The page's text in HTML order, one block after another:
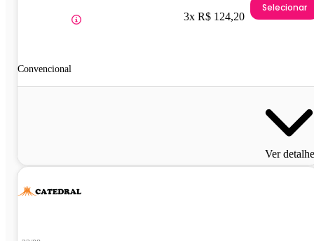
Convencional
3x R$ 124,20
Selecionar
Ver